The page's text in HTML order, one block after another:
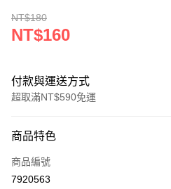
NT$180
NT$160
付款與運送方式
超取滿NT$590免運
信用卡一次付款
超商取貨付款
商品特色
商品編號
7920563